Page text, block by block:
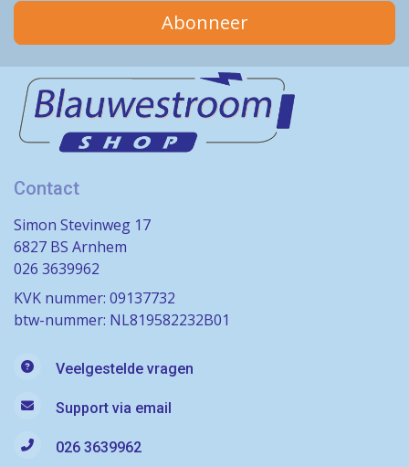
Abonneer
Contact
Simon Stevinweg 17
6827 BS Arnhem
026 3639962
KVK nummer: 09137732
btw-nummer: NL819582232B01
Veelgestelde vragen
Support via email
026 3639962